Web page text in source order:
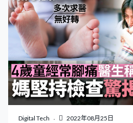
腸手術，並憶述當時的情況：「
日醫生安排佢照腸胃鏡時發現佢
手術，遲發現有機會另（令）腸
指幸好及早發現，否則「去到澳
公突然做手術 坦言不知所措
的照顧，又坦言面對如此情況，
個咁大嘅手術，嗰一刻真係好不
到，冇嘢比老公更重要。」
轉，醫生表示可以讓他嘗試飲用
口氣，相信老公很快康復。 腸套
Digital Tech 2022年08月25日